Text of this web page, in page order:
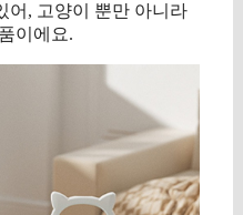
어, 고양이 뿐만 아니라
이에요.